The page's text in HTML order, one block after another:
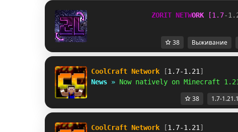
ZORIT NETWORK [1 . 7-1 .
38 Выживание
CoolCraft Network [1.7-1.21 ]
News » Now natively on Minecraft
38 1.7-
CoolCraft Network [1.7-1.21 ]